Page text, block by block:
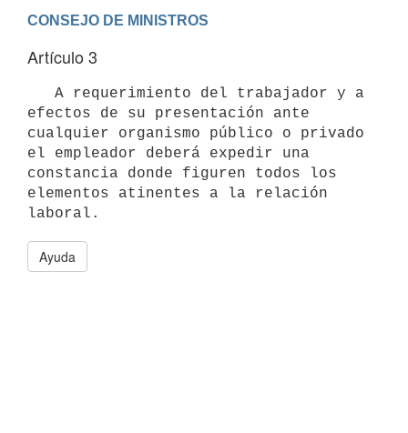
CONSEJO DE MINISTROS
Artículo 3
efectos de su presentación ante
cualquier organismo público o privado
el empleador deberá expedir una
constancia donde figuren todos los
elementos atinentes a la relación
Ayuda